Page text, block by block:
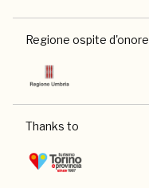
Regione ospite d'onore
Thanks to